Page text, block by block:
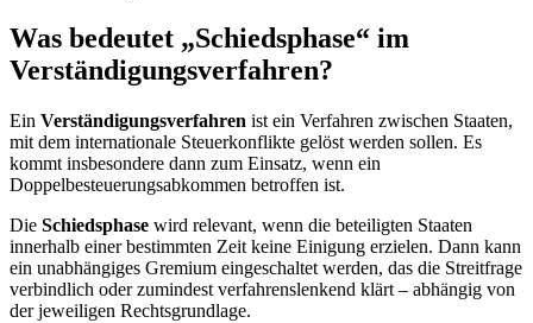
Was bedeutet „Schiedsphase“ im
Verständigungsverfahren?
Ein Verständigungsverfahren ist ein Verfahren zwischen Staaten,
mit dem internationale Steuerkonflikte gelöst werden sollen. Es
kommt insbesondere dann zum Einsatz, wenn ein
Doppelbesteuerungsabkommen betroffen ist.
Die Schiedsphase wird relevant, wenn die beteiligten Staaten
innerhalb einer bestimmten Zeit keine Einigung erzielen. Dann kann
ein unabhängiges Gremium eingeschaltet werden, das die Streitfrage
verbindlich oder zumindest verfahrenslenkend klärt – abhängig von
der jeweiligen Rechtsgrundlage.